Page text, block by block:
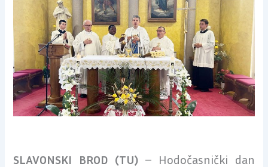
SLAVONSKI BROD (TU)– Hodočasnički dan